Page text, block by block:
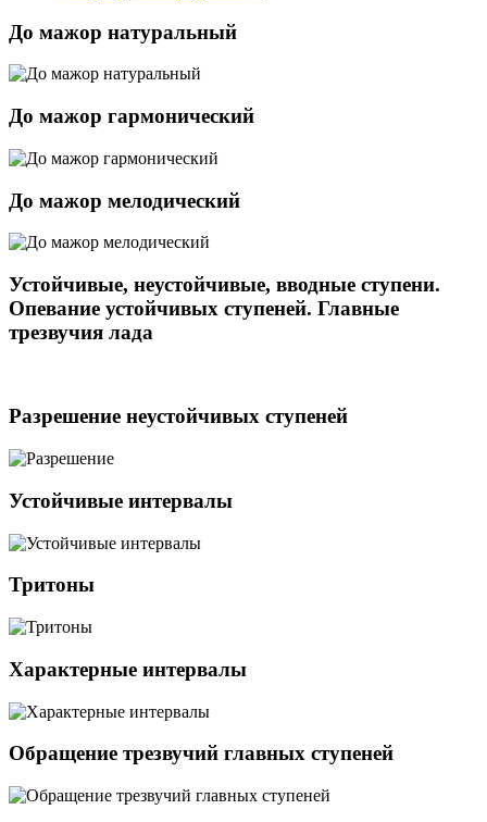
До мажор натуральный
До мажор гармонический
До мажор мелодический
Устойчивые, неустойчивые, вводные ступени.
Опевание устойчивых ступеней. Главные
трезвучия лада
Разрешение неустойчивых ступеней
Устойчивые интервалы
Тритоны
Характерные интервалы
Обращение трезвучий главных ступеней